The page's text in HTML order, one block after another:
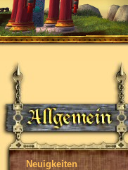
Neuigkeiten